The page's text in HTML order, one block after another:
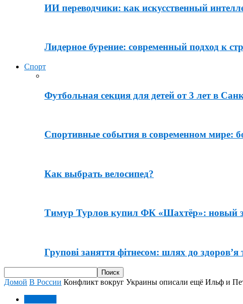
ИИ переводчики: как искусственный
Лидерное бурение: современный подход к
Спорт
Футбольная секция для детей от 3 лет в
Спортивные события в современном мире:
Как выбрать велосипед?
Тимур Турлов купил ФК «Шахтёр»: новый
Групові заняття фітнесом: шлях до здоров’я
Домой В России Конфликт вокруг Украины описали ещё Ильф и